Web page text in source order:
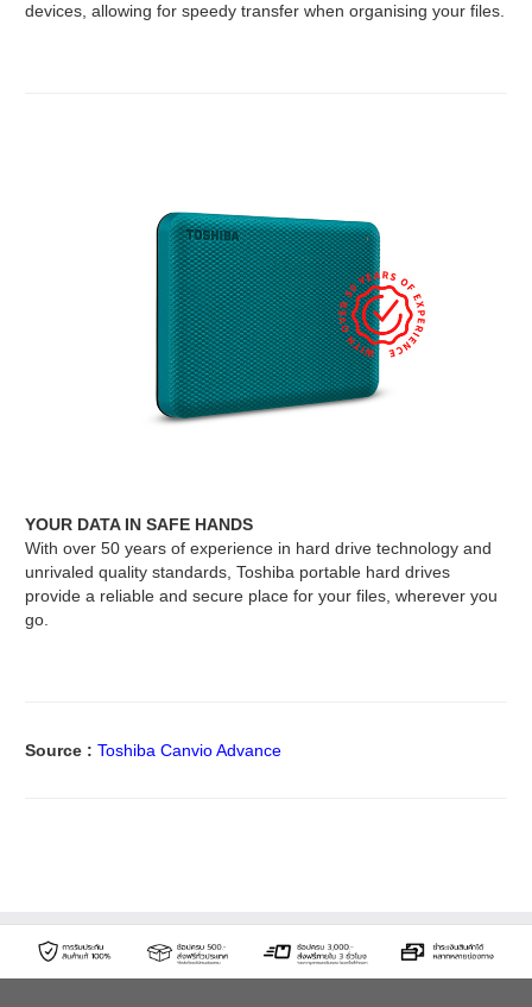
devices, allowing for speedy transfer when organising your files.
YOUR DATA IN SAFE HANDS
With over 50 years of experience in hard drive technology and
unrivaled quality standards, Toshiba portable hard drives
provide a reliable and secure place for your files, wherever you
go.
Source : Toshiba Canvio Advance